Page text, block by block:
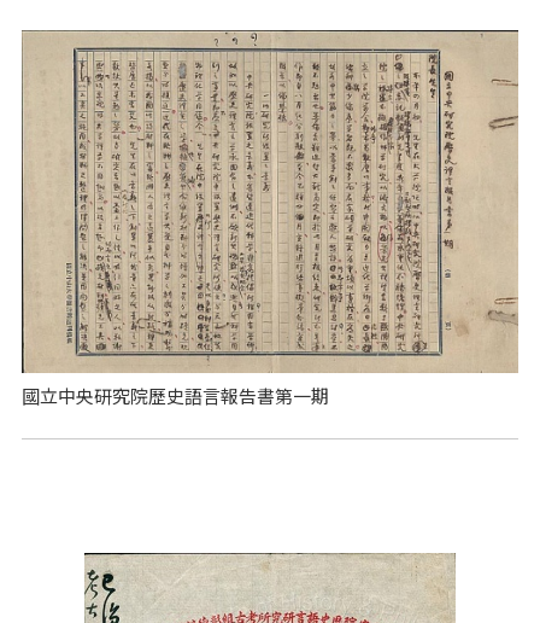
國立中央研究院歷史語言報告書第一期